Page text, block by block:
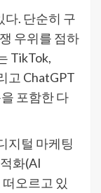
다. 단순히 구
우위를 점하
TikTok,
고 ChatGPT
포함한 다
지털 마케팅
화(AI
오르고 있